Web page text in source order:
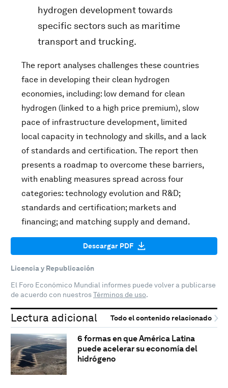
hydrogen development towards
specific sectors such as maritime
transport and trucking.
The report analyses challenges these countries
face in developing their clean hydrogen
economies, including: low demand for clean
hydrogen (linked to a high price premium), slow
pace of infrastructure development, limited
local capacity in technology and skills, and a lack
of standards and certification. The report then
presents a roadmap to overcome these barriers,
with enabling measures spread across four
categories: technology evolution and R&D;
standards and certification; markets and
financing; and matching supply and demand.
Descargar PDF
Licencia y Republicación
El Foro Económico Mundial informes puede volver a publicarse
de acuerdo con nuestrosTérminos de uso.
Lectura adicional Todo el contenido relacionado
6 formas en que América Latina
puede acelerar su economía del
hidrógeno